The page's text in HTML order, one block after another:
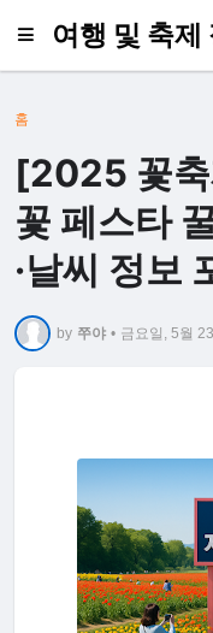
여행 및 축제
홈
[2025 꽃
꽃 페스타
·날씨 정보
by 쭈야 • 금요일, 5월